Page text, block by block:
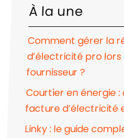
À la une
Comment gérer la
d’électricité pro
fournisseur ?
Courtier en énergie
facture d’électricité
Linky : le guide